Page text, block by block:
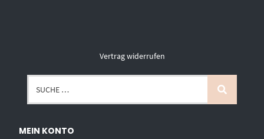
Vertrag widerrufen
MEIN KONTO